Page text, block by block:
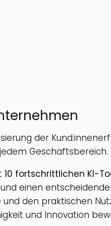
der
Geschäftsbereich.
10 fortschrittlichen KI-
einen
den praktischen
und Innovation